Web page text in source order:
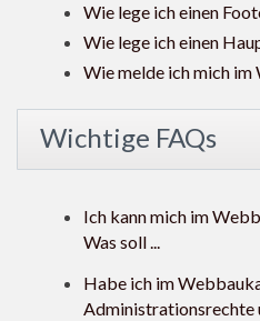
Wie lege ich einen
Wie lege ich einen
Wie melde ich mich im
Wichtige FAQs
Ich kann mich im
Was soll ...
Habe ich im
Administrationsrechte